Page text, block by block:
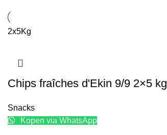
2x5Kg
Chips fraîches d'Ekin 9/9 2×5 kg
Snacks
Kopen via WhatsApp